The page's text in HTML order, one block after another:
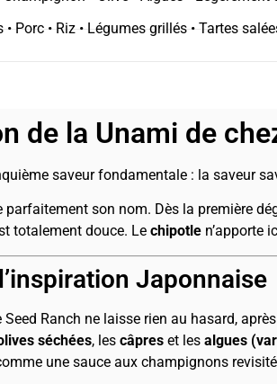
Porc • Riz • Légumes grillés • Tartes
de la Unami de
saveur fondamentale : la saveur
parfaitement son nom. Dès la première
totalement douce. Le chipotlen’apporte
Japonnaise
Ranch ne laisse rien au hasard,
séchées, les câpreset les algues
une sauce aux champignons